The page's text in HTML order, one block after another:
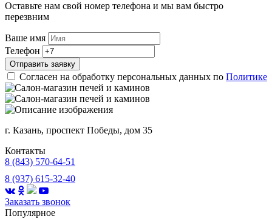
Оставьте нам свой номер телефона и мы вам быстро
перезвним
Ваше имя
Телефон
Отправить заявку
Согласен на обработку персональных данных по Политике
г. Казань, проспект Победы, дом 35
Контакты
8 (843) 570-64-51
8 (937) 615-32-40
Заказать звонок
Популярное